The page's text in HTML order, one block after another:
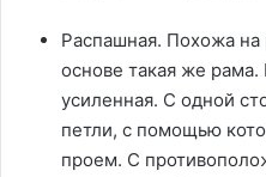
Распашная. Похожа
основе такая же
усиленная. С одной
петли, с помощью
проем. С